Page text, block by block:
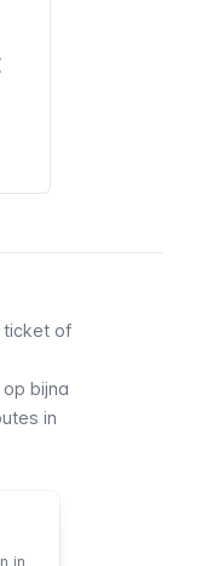
ticket of
bijna
in
in